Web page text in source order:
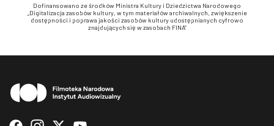
Dofinansowano ze środków Ministra Kultury i Dziedzictwa Narodowego
„Digitalizacja zasobów kultury, w tym materiałów archiwalnych, zwiększenie
dostępności i poprawa jakości zasobów kultury udostępnianych cyfrowo
znajdujących się w zasobach FINA”